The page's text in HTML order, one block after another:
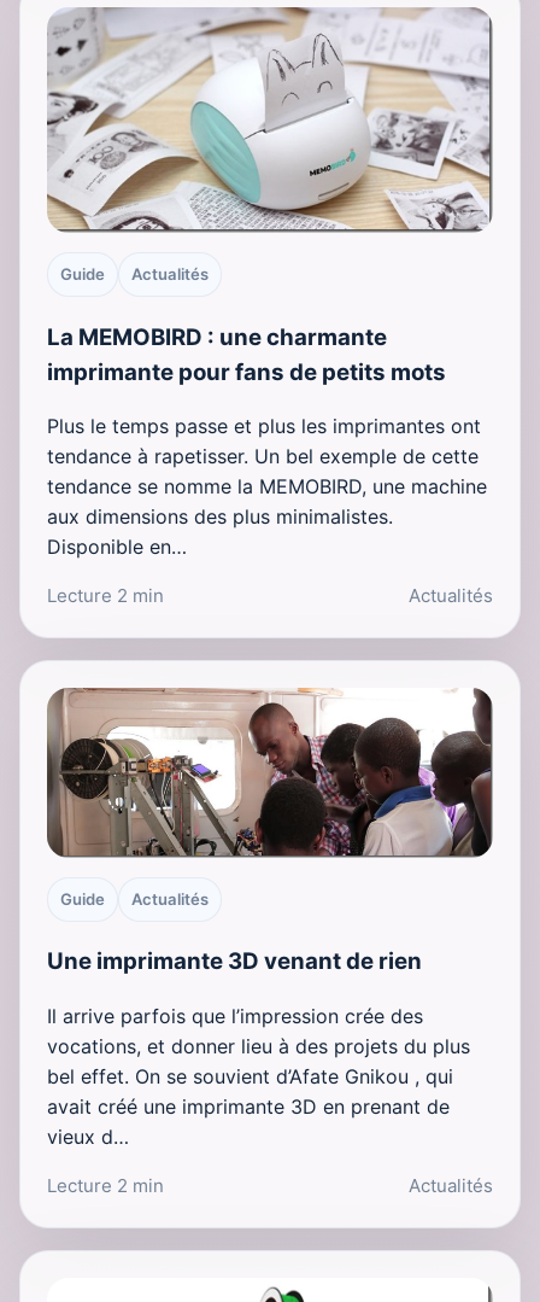
Guide Actualités
La MEMOBIRD : une charmante
imprimante pour fans de petits mots
Plus le temps passe et plus les imprimantes ont
tendance à rapetisser. Un bel exemple de cette
tendance se nomme la MEMOBIRD, une machine
aux dimensions des plus minimalistes.
Disponible en…
Lecture 2 min Actualités
Guide Actualités
Une imprimante 3D venant de rien
Il arrive parfois que l’impression crée des
vocations, et donner lieu à des projets du plus
bel effet. On se souvient d’Afate Gnikou , qui
avait créé une imprimante 3D en prenant de
vieux d…
Lecture 2 min Actualités